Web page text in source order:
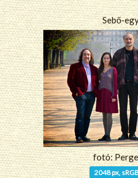
Sebő-
fotó:
2048 px,